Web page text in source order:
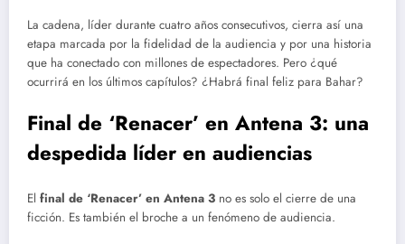
La cadena, líder durante cuatro años consecutivos, cierra así una
etapa marcada por la fidelidad de la audiencia y por una historia
que ha conectado con millones de espectadores. Pero ¿qué
ocurrirá en los últimos capítulos? ¿Habrá final feliz para Bahar?
Final de ‘Renacer’ en Antena 3: una
despedida líder en audiencias
El final de ‘Renacer’ en Antena 3 no es solo el cierre de una
ficción. Es también el broche a un fenómeno de audiencia.